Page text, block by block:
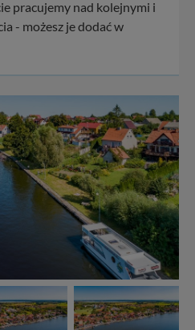
pracujemy nad kolejnymi i
- możesz je dodać w